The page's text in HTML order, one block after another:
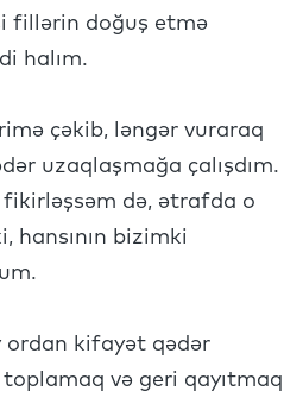
fillərin doğuş etmə
halım.
çəkib, ləngər vuraraq
uzaqlaşmağa çalışdım.
fikirləşsəm də, ətrafda o
hansının bizimki
ordan kifayət qədər
və geri qayıtmaq